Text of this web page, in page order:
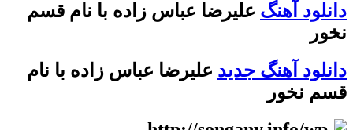
دانلود آهنگ علیرضا عباس زاده با نام قسم
نخور
دانلود آهنگ جدید علیرضا عباس زاده با نام
قسم نخور